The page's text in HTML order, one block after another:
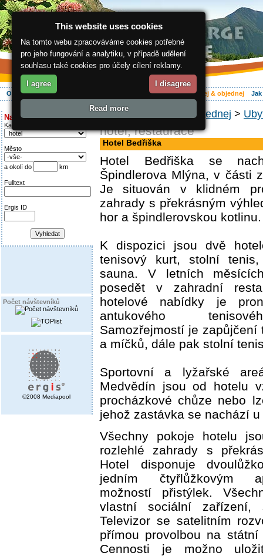
O regionu Aktivně Ubytování Hledej & objednej
Najděte si:
Kategorie
Město
a okolí do km
Fulltext
Ergis ID
Počet návštevníků
©2008 Mediapool
ergis.cz Hledej & objednej >
hotel, restaurace
Hotel Bedřiška
Hotel Bedřiška se
Špindlerova Mlýna, v části
Je situován v klidném
zahrady s překrásným
hor a špindlerovskou kotlinu.
K dispozici jsou dvě
tenisový kurt, stolní
sauna. V letních
posedět v zahradní
hotelové nabídky je
antukového
Samozřejmostí je zapůjčení
a míčků, dále pak stolní
Sportovní a lyžařské
Medvědín jsou od hotelu
procházkové chůze nebo
jehož zastávka se nachází
Všechny pokoje hotelu
rozlehlé zahrady s
Hotel disponuje
jedním čtyřlůžkovým
možností přistýlek.
vlastní sociální zařízení,
Televizor se satelitním
přímou provolbou na
Cennosti je možno
This website uses cookies
Na tomto webu zpracováváme cookies potřebné
pro jeho fungování a analytiku, v případě udělení
souhlasu také cookies pro účely cílení reklamy.
I agree I disagree
Read more